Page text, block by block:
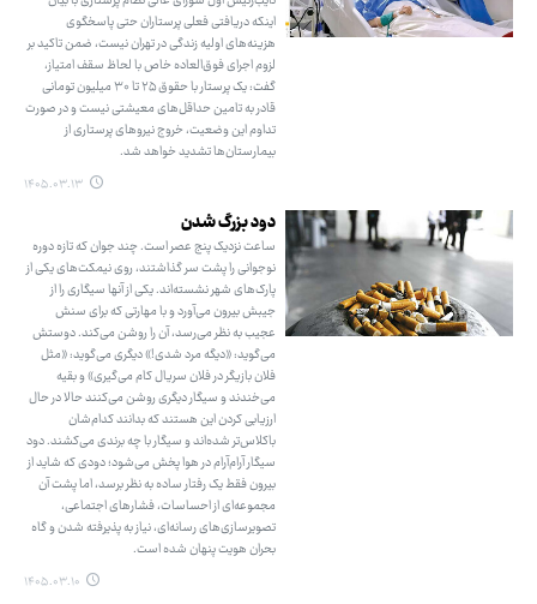
اینکه دریافتی فعلی پرستاران حتی پاسخگوی
هزینه‌های اولیه زندگی در تهران نیست، ضمن تاکید بر
لزوم اجرای فوق‌العاده خاص با لحاظ سقف امتیاز،
گفت: یک پرستار با حقوق ۲۵ تا ۳۰ میلیون تومانی
قادر به تامین حداقل‌های معیشتی نیست و در صورت
تداوم این وضعیت، خروج نیروهای پرستاری از
بیمارستان‌ها تشدید خواهد شد.
۱۴۰۵.۰۳.۱۳
دود بزرگ شدن
ساعت نزدیک پنج عصر است. چند جوان که تازه دوره
نوجوانی را پشت سر گذاشتند، روی نیمکت‌های یکی از
پارک‌های شهر نشسته‌اند. یکی از آنها سیگاری را از
جیبش بیرون می‌آورد و با مهارتی که برای سنش
عجیب به نظر می‌رسد، آن را روشن می‌کند. دوستش
می‌گوید: «دیگه مرد شدی!» دیگری می‌گوید: «مثل
فلان بازیگر در فلان سریال کام می‌گیری» و بقیه
می‌خندند و سیگار دیگری روشن می‌کنند حالا در حال
ارزیابی کردن این هستند که بدانند کدام‌شان
باکلاس‌تر شده‌اند و سیگار با چه برندی می‌کشند. دود
سیگار آرام‌آرام در هوا پخش می‌شود؛ دودی که شاید از
بیرون فقط یک رفتار ساده به نظر برسد، اما پشت آن
مجموعه‌ای از احساسات، فشارهای اجتماعی،
تصویرسازی‌های رسانه‌ای، نیاز به پذیرفته شدن و گاه
بحران هویت پنهان شده است.
۱۴۰۵.۰۳.۱۰